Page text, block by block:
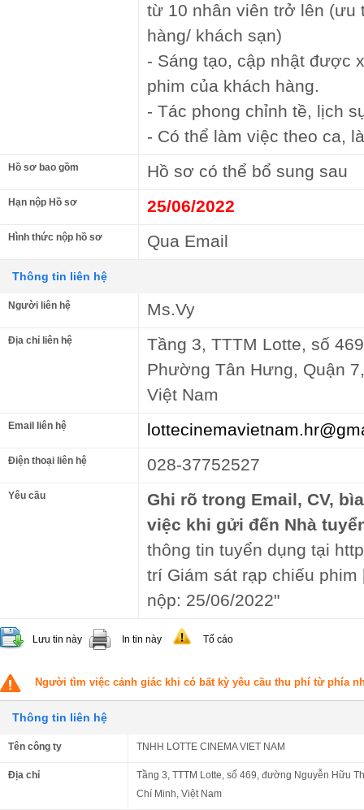
từ 10 nhân viên trở lên (ưu
hàng/ khách sạn)
- Sáng tạo, cập nhật được
phim của khách hàng.
- Tác phong chỉnh tề, lịch
- Có thể làm việc theo ca,
Hồ sơ bao gồm Hồ sơ có thể bổ sung sau
Hạn nộp Hồ sơ 25/06/2022
Hình thức nộp hồ sơ Qua Email
Thông tin liên hệ
Người liên hệ Ms.Vy
Địa chỉ liên hệ
Tầng 3, TTTM Lotte, số
Phường Tân Hưng, Quận
Việt Nam
Email liên hệ
Điện thoại liên hệ 028-37752527
Yêu cầu
Ghi rõ trong Email, CV,
việc khi gửi đến Nhà
thông tin tuyển dụng tại
trí Giám sát rạp chiếu phim
nộp: 25/06/2022"
Lưu tin này In tin này Tố cáo
Người tìm việc cảnh giác khi có bất kỳ yêu cầu thu phí từ phía
Thông tin liên hệ
Tên công ty TNHH LOTTE CINEMA VIET NAM
Địa chỉ
Tầng 3, TTTM Lotte, số 469, đường Nguyễn Hữu
Chí Minh, Việt Nam